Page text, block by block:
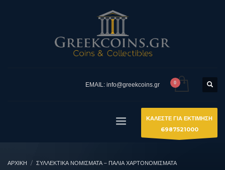
EMAIL: info@greekcoins.gr
ΚΑΛΕΣΤΕ ΓΙΑ ΕΚΤΙΜΗΣΗ
6987521000
ΑΡΧΙΚΉ
ΣΥΛΛΕΚΤΙΚΆ ΝΟΜΊΣΜΑΤΑ – ΠΑΛΙΆ ΧΑΡΤΟΝΟΜΊΣΜΑΤΑ